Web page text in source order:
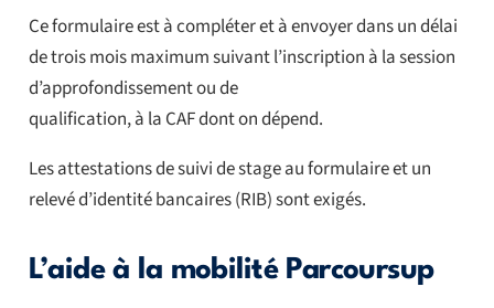
Ce formulaire est à compléter et à envoyer dans un délai
de trois mois maximum suivant l’inscription à la session
d’approfondissement ou de
qualification, à la CAF dont on dépend.
Les attestations de suivi de stage au formulaire et un
relevé d’identité bancaires (RIB) sont exigés.
L’aide à la mobilité Parcoursup